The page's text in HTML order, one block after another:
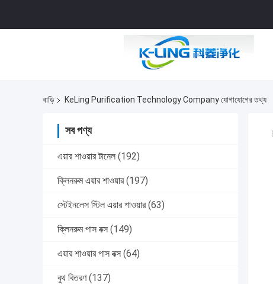
বাড়ি KeLing Purification Technology Company যোগাযোগের তথ্য
সব পণ্য
এয়ার শাওয়ার টানেল (192)
ক্লিনরুম এয়ার শাওয়ার (197)
স্টেইনলেস স্টিল এয়ার শাওয়ার (63)
ক্লিনরুম পাস বক্স (149)
এয়ার শাওয়ার পাস বক্স (64)
বুথ বিতরণ (137)